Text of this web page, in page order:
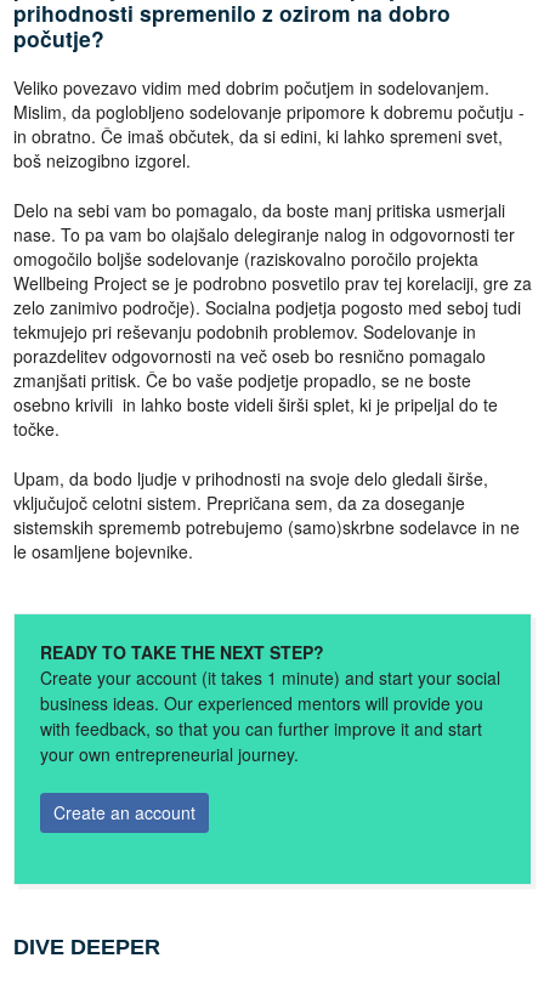
prihodnosti spremenilo z ozirom na dobro
počutje?
Veliko povezavo vidim med dobrim počutjem in sodelovanjem.
Mislim, da poglobljeno sodelovanje pripomore k dobremu počutju -
in obratno. Če imaš občutek, da si edini, ki lahko spremeni svet,
boš neizogibno izgorel.
Delo na sebi vam bo pomagalo, da boste manj pritiska usmerjali
nase. To pa vam bo olajšalo delegiranje nalog in odgovornosti ter
omogočilo boljše sodelovanje (raziskovalno poročilo projekta
Wellbeing Project se je podrobno posvetilo prav tej korelaciji, gre za
zelo zanimivo področje). Socialna podjetja pogosto med seboj tudi
tekmujejo pri reševanju podobnih problemov. Sodelovanje in
porazdelitev odgovornosti na več oseb bo resnično pomagalo
zmanjšati pritisk. Če bo vaše podjetje propadlo, se ne boste
osebno krivili in lahko boste videli širši splet, ki je pripeljal do te
točke.
Upam, da bodo ljudje v prihodnosti na svoje delo gledali širše,
vključujoč celotni sistem. Prepričana sem, da za doseganje
sistemskih sprememb potrebujemo (samo)skrbne sodelavce in ne
le osamljene bojevnike.
READY TO TAKE THE NEXT STEP?
Create your account (it takes 1 minute) and start your social
business ideas. Our experienced mentors will provide you
with feedback, so that you can further improve it and start
your own entrepreneurial journey.
Create an account
DIVE DEEPER